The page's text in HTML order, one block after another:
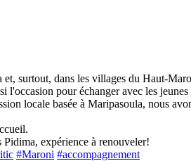
surtout, dans les villages du Haut-
l'occasion pour échanger avec les
locale basée à Maripasoula, nous
expérience à renouveler!
#Maroni #accompagnement